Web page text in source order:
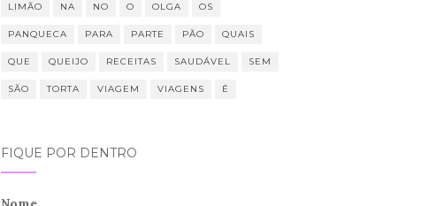
LIMÃO NA NO O OLGA OS
PANQUECA PARA PARTE PÃO QUAIS
QUE QUEIJO RECEITAS SAUDÁVEL SEM
SÃO TORTA VIAGEM VIAGENS É
FIQUE POR DENTRO